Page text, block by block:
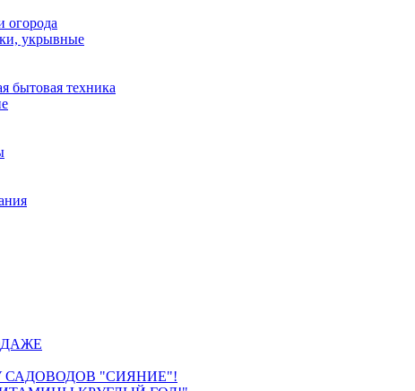
огорода
укрывные
бытовая техника
"СИЯНИЕ"!